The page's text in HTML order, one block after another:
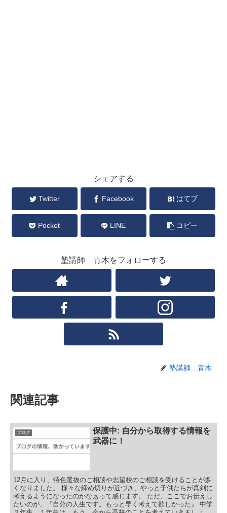
シェアする
Twitter Facebook はてブ
Pocket LINE コピー
塾講師 青木をフォローする
塾講師 青木
関連記事
ブログ
保護中: 自分から取得する情報を
武器に！
12月に入り、特色選抜のご相談や志望校のご相談を受けることが多
くなりました。 様々な締め切りが近づき、やっと子供たちが真剣に
考えるようになったのかなぁって感じます。 ただ、ここでお伝えし
たいのが、『自分の人生です。もっと早く考えて欲しかった』 中学